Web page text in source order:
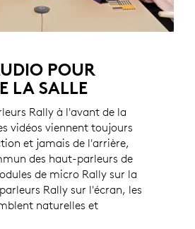
POUR
LA SALLE
Rally à l'avant de la
vidéos viennent toujours
et jamais de l'arrière,
des haut-parleurs de
de micro Rally sur la
Rally sur l'écran, les
naturelles et